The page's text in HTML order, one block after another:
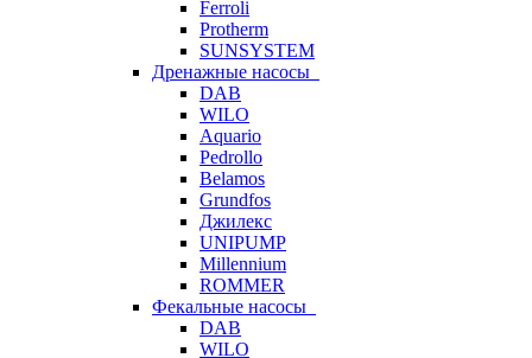
Ferroli
Protherm
SUNSYSTEM
Дренажные насосы
DAB
WILO
Aquario
Pedrollo
Belamos
Grundfos
Джилекс
UNIPUMP
Millennium
ROMMER
Фекальные насосы
DAB
WILO